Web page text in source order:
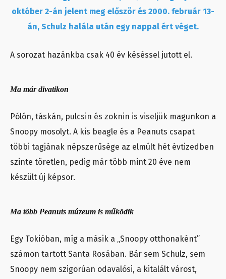
október 2-án jelent meg először és 2000. február 13-
án, Schulz halála után egy nappal ért véget.
A sorozat hazánkba csak 40 év késéssel jutott el.
Ma már divatikon
Pólón, táskán, pulcsin és zoknin is viseljük magunkon a
Snoopy mosolyt. A kis beagle és a Peanuts csapat
többi tagjának népszerűsége az elmúlt hét évtizedben
szinte töretlen, pedig már több mint 20 éve nem
készült új képsor.
Ma több Peanuts múzeum is működik
Egy Tokióban, míg a másik a „Snoopy otthonaként”
számon tartott Santa Rosában. Bár sem Schulz, sem
Snoopy nem szigorúan odavalósi, a kitalált várost,